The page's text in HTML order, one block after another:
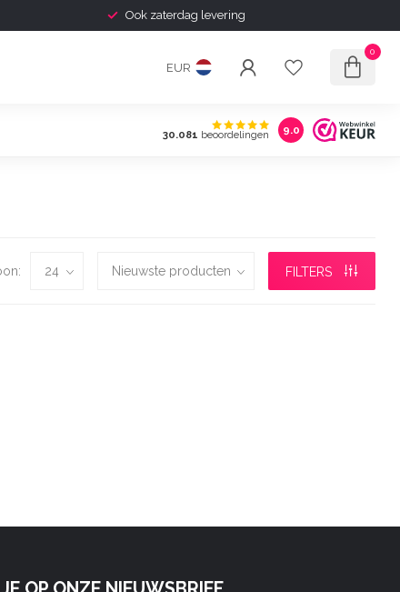
Ook zaterdag levering
EUR
0
30.081 beoordelingen 9.0
FILTERS